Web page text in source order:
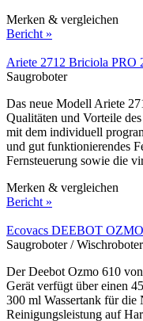
Merken & vergleichen
Bericht »
Ariete 2712 Briciola PRO
Saugroboter
Das neue Modell Ariete
Qualitäten und Vorteile
mit dem individuell
und gut funktionierendes
Fernsteuerung sowie die
Merken & vergleichen
Bericht »
Ecovacs DEEBOT
Saugroboter / Wischroboter
Der Deebot Ozmo 610
Gerät verfügt über einen
300 ml Wassertank für
Reinigungsleistung auf